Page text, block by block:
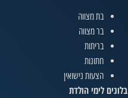
בת מצווה
בר מצווה
בריתות
חתונות
הצעות נישואין
בלונים לימי הולדת